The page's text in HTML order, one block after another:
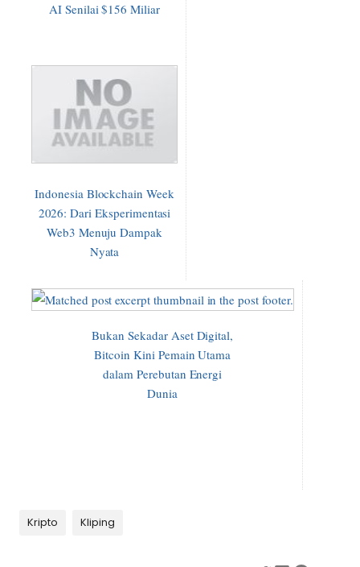
AI Senilai $156 Miliar
Indonesia Blockchain Week
2026: Dari Eksperimentasi
Web3 Menuju Dampak
Nyata
Bukan Sekadar Aset Digital,
Bitcoin Kini Pemain Utama
dalam Perebutan Energi
Dunia
Kripto Kliping